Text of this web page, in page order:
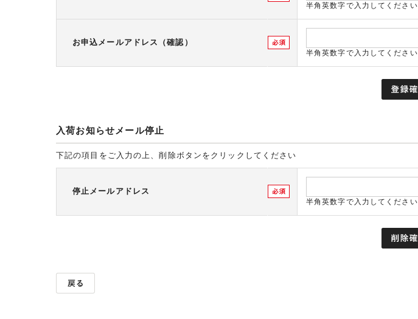
半角英数字で入力してください
お申込メールアドレス（確認）
半角英数字で入力してください
入荷お知らせメール停止
下記の項目をご入力の上、削除ボタンをクリックしてください
停止メールアドレス
半角英数字で入力してください